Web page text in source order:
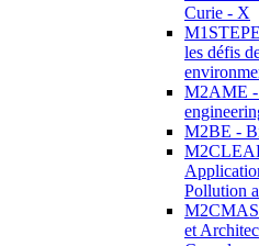
Curie - X
les défis
M2AME -
M2BE -
Pollution
et